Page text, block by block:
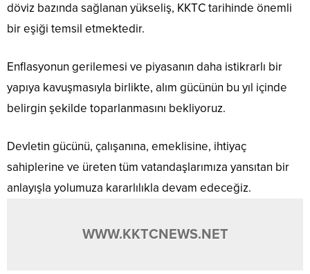
döviz bazında sağlanan yükseliş, KKTC tarihinde önemli
bir eşiği temsil etmektedir.
Enflasyonun gerilemesi ve piyasanın daha istikrarlı bir
yapıya kavuşmasıyla birlikte, alım gücünün bu yıl içinde
belirgin şekilde toparlanmasını bekliyoruz.
Devletin gücünü, çalışanına, emeklisine, ihtiyaç
sahiplerine ve üreten tüm vatandaşlarımıza yansıtan bir
anlayışla yolumuza kararlılıkla devam edeceğiz.
WWW.KKTCNEWS.NET